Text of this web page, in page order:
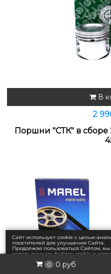
В
2
Поршни "СТК" в сборе
0 0 руб
Сайт использует cookie с целью
посетителей для улучшения Сайта.
Продолжая пользоваться Сайтом, вы
использование файлов cookie в
Политикой конфиденциальности